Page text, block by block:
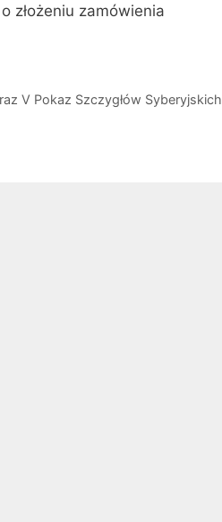
złożeniu zamówienia
V Pokaz Szczygłów Syberyjskich